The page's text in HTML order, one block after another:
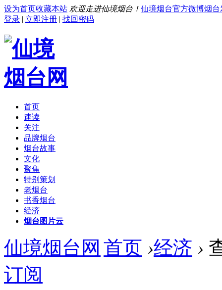
设为首页收藏本站 欢迎走进仙境烟台！ 仙境烟台官方微博烟台
登录 | 立即注册 | 找回密码
首页
速读
关注
品牌烟台
烟台故事
文化
聚焦
特别策划
老烟台
书香烟台
经济
烟台图片云
仙境烟台网 首页 ›经济 ›
订阅